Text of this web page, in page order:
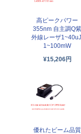
高ピークパワー
355nm 自主調Q紫
外線レーザ
1~100mW
¥15,206円
優れたビーム品質